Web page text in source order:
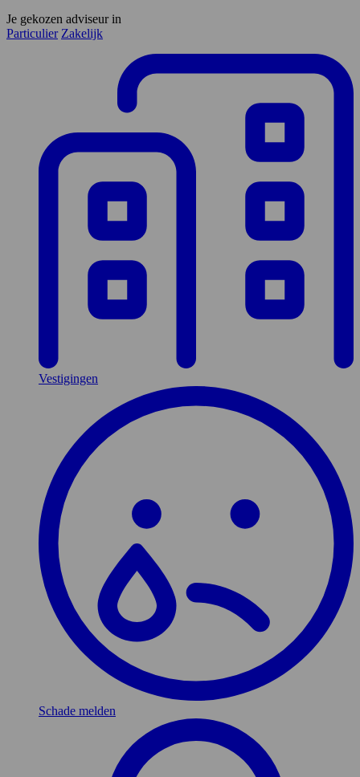
Je gekozen adviseur in
Particulier Zakelijk
Vestigingen
Schade melden